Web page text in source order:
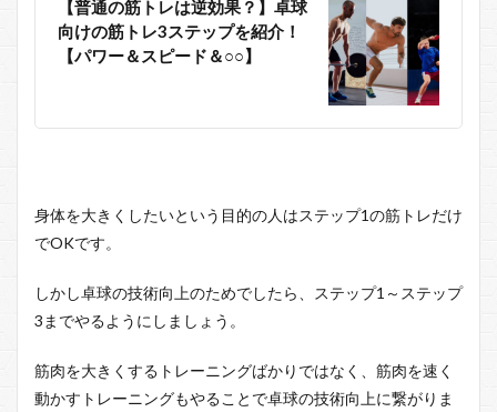
【普通の筋トレは逆効果？】卓球
向けの筋トレ3ステップを紹介！
【パワー＆スピード＆○○】
身体を大きくしたいという目的の人はステップ1の筋トレだけ
でOKです。
しかし卓球の技術向上のためでしたら、ステップ1～ステップ
3までやるようにしましょう。
筋肉を大きくするトレーニングばかりではなく、筋肉を速く
動かすトレーニングもやることで卓球の技術向上に繋がりま